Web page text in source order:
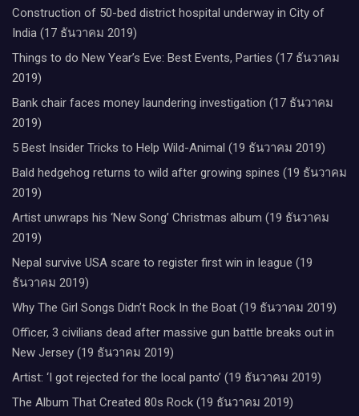
Construction of 50-bed district hospital underway in City of
India (17 ธันวาคม 2019)
Things to do New Year’s Eve: Best Events, Parties (17 ธันวาคม
2019)
Bank chair faces money laundering investigation (17 ธันวาคม
2019)
5 Best Insider Tricks to Help Wild-Animal (19 ธันวาคม 2019)
Bald hedgehog returns to wild after growing spines (19 ธันวาคม
2019)
Artist unwraps his ‘New Song’ Christmas album (19 ธันวาคม
2019)
Nepal survive USA scare to register first win in league (19
ธันวาคม 2019)
Why The Girl Songs Didn’t Rock In the Boat (19 ธันวาคม 2019)
Officer, 3 civilians dead after massive gun battle breaks out in
New Jersey (19 ธันวาคม 2019)
Artist: ‘I got rejected for the local panto’ (19 ธันวาคม 2019)
The Album That Created 80s Rock (19 ธันวาคม 2019)